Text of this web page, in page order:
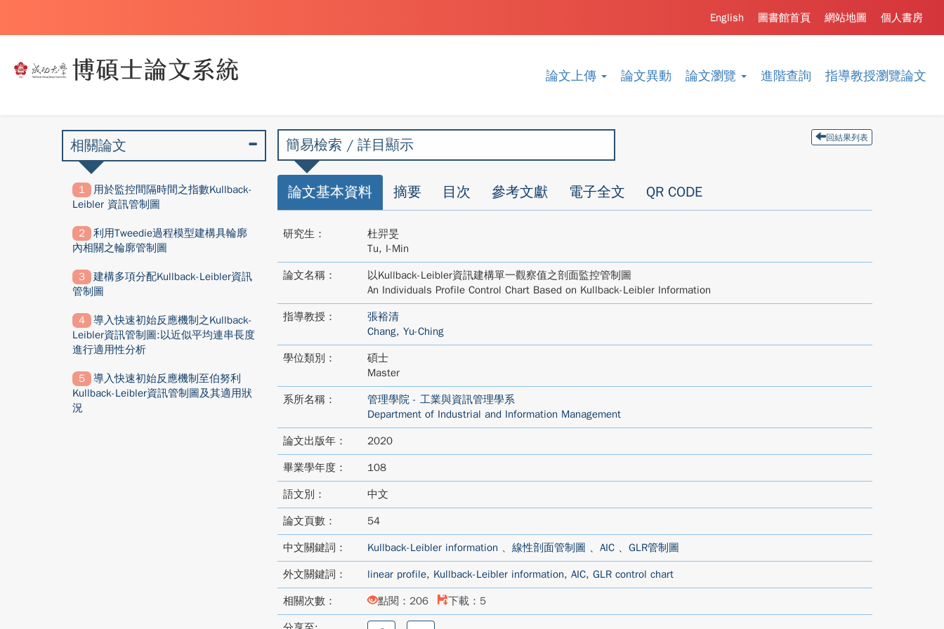
論文上傳 論文異動 論文瀏覽 進階查詢 指導教授瀏覽論文
個人書房
網站地圖
圖書館首頁
English
簡易檢索 / 詳目顯示 回結果列表
論文基本資料 摘要 目次 參考文獻 電子全文 QR CODE
研究生：
杜羿旻
Tu, I-Min
論文名稱：
以Kullback-Leibler資訊建構單一觀察值之剖面監控管制圖
An Individuals Profile Control Chart Based on Kullback-Leibler Information
指導教授：
張裕清
Chang, Yu-Ching
學位類別：
碩士
Master
系所名稱：
管理學院 - 工業與資訊管理學系
Department of Industrial and Information Management
論文出版年： 2020
畢業學年度： 108
語文別： 中文
論文頁數： 54
中文關鍵詞： Kullback-Leibler information 、 線性剖面管制圖 、 AIC、 GLR管制圖
外文關鍵詞： linear profile, Kullback-Leibler information, AIC, GLR control chart
相關次數： 點閱：206 下載：5
相關論文
用於監控間隔時間之指數Kullback-
Leibler 資訊管制圖
利用Tweedie過程模型建構具輪廓
內相關之輪廓管制圖
建構多項分配Kullback-Leibler資訊
管制圖
導入快速初始反應機制之Kullback-
Leibler資訊管制圖:以近似平均連串長度
進行適用性分析
導入快速初始反應機制至伯努利
Kullback-Leibler資訊管制圖及其適用狀
況